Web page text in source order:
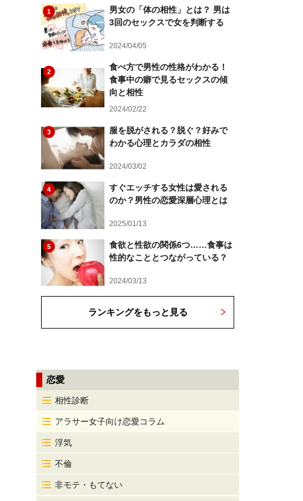
1
男女の「体の相性」とは？ 男は
3回のセックスで女を判断する
2024/04/05
2
食べ方で男性の性格がわかる！
食事中の癖で見るセックスの傾
向と相性
2024/02/22
3
服を脱がされる？脱ぐ？好みで
わかる心理とカラダの相性
2024/03/02
4
すぐエッチする女性は愛される
のか？男性の恋愛深層心理とは
2025/01/13
5
食欲と性欲の関係6つ……食事は
性的なこととつながっている？
2024/03/13
ランキングをもっと見る
恋愛
相性診断
アラサー女子向け恋愛コラム
浮気
不倫
非モテ・もてない